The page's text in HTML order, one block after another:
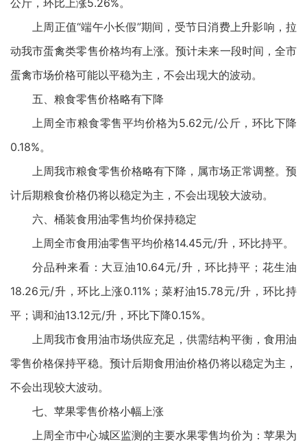
公斤，环比上涨5.26%。
上周正值“端午小长假”期间，受节日消费上升影响，拉
动我市蛋禽类零售价格均有上涨。预计未来一段时间，全市
蛋禽市场价格可能以平稳为主，不会出现大的波动。
五、粮食零售价格略有下降
上周全市粮食零售平均价格为5.62元/公斤，环比下降
0.18%。
上周我市粮食零售价格略有下降，属市场正常调整。预
计后期粮食价格仍将以稳定为主，不会出现较大波动。
六、桶装食用油零售均价保持稳定
上周全市食用油零售平均价格14.45元/升，环比持平。
分品种来看：大豆油10.64元/升，环比持平；花生油
18.26元/升，环比上涨0.11%；菜籽油15.78元/升，环比持
平；调和油13.12元/升，环比下降0.15%。
上周我市食用油市场供应充足，供需结构平衡，食用油
零售价格保持平稳。预计后期食用油价格仍将以稳定为主，
不会出现较大波动。
七、苹果零售价格小幅上涨
上周全市中心城区监测的主要水果零售均价为：苹果为